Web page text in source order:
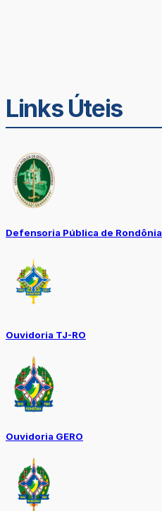
Links Úteis
Defensoria Pública de Rondônia
Ouvidoria TJ-RO
Ouvidoria GERO